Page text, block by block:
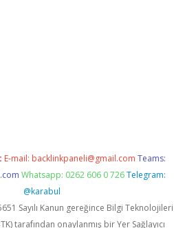
E-mail: backlinkpaneli@gmail.com Teams:
Whatsapp: 0262 606 0 726 Telegram:
@karabul
Sayılı Kanun gereğince Bilgi Teknolojileri
tarafından onaylanmış bir Yer Sağlayıcı